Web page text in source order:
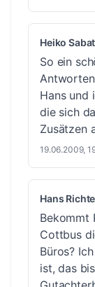
Heiko
So ein
Hans und
die sich
Zusätzen
19.06.2009,
Hans
Bekommt
Cottbus
Büros?
ist, das